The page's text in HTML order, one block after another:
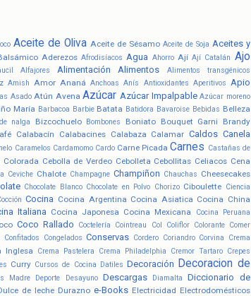
Aceite de Oliva Aceite de Sésamo Aceite de Soja Aceites y
Aderezos Afrodisíacos Agua Ahorro Ají Ají Catalán Ajo
Alfajores Alimentación Alimentos Alimentos transgénicos
Amish Amor Ananá Anchoas Anís Antioxidantes Aperitivos Apio
Asado Atún Avena Azúcar Azúcar Impalpable Azúcar moreno
María Barbacoa Barbie Batata Batidora Bavaroise Bebidas Belleza
nalga Bizcochuelo Bombones Boniato Bouquet Garni
Brandy
Calabacín Calabacines Calabaza Calamar Caldos Canela
Caramelos Cardamomo Cardo Carne Picada Carnes Castañas de
Colorada Cebolla de Verdeo Cebolleta Cebollitas Celiacos Cena
Ceviche Chalote Champagne Champiñon Chauchas Cheesecakes
Chocolate Blanco Chocolate en Polvo Chorizo Ciboulette Ciencia
Cocina Cocina Argentina Cocina Asiatica Cocina China
Italiana Cocina Japonesa Cocina Mexicana Cocina Peruana
Coco Rallado Coctelería Cointreau Col Coliflor Colorante Comer
Confitados Congelados Conservas Cordero Coriandro Corvina
Crema
Inglesa Crema Pastelera Crema Philadelphia Cremor Tartaro Crepes
Curry Cursos de Cocina Datiles Decoración Decoracion de
Madre Deporte Desayuno Descargas Diamalta
Diccionario de
de leche Durazno e-Books Electricidad Electrodomésticos